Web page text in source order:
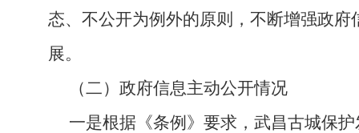
态、不公开为例外的原则，不断增强政
展。
（二）政府信息主动公开情况
一是根据《条例》要求，武昌古城保